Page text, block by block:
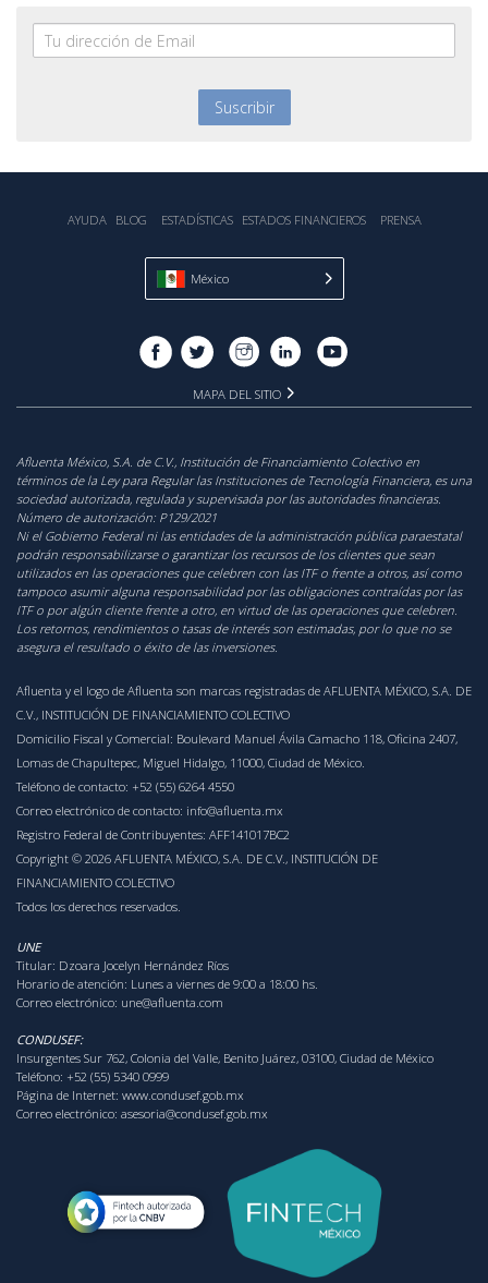
AYUDA BLOG ESTADÍSTICA‎S ESTADOS FINANCIEROS PRENSA
México
MAPA DEL SITIO
Afluenta México, S.A. de C.V., Institución de Financiamiento Colectivo en
términos de la Ley para Regular las Instituciones de Tecnología Financiera, es una
sociedad autorizada, regulada y supervisada por las autoridades financieras.
Número de autorización: P129/2021
‍Ni el Gobierno Federal ni las entidades de la administración pública paraestatal
podrán responsabilizarse o garantizar los recursos de los clientes que sean
utilizados en las operaciones que celebren con las ITF o frente a otros, así como
tampoco asumir alguna responsabilidad por las obligaciones contraídas por las
ITF o por algún cliente frente a otro, en virtud de las operaciones que celebren.
Los retornos, rendimientos o tasas de interés son estimadas, por lo que no se
asegura el resultado o éxito de las inversiones.
Afluenta y el logo de Afluenta son marcas registradas de AFLUENTA MÉXICO, S.A. DE
C.V., INSTITUCIÓN DE FINANCIAMIENTO COLECTIVO
Domicilio Fiscal y Comercial: Boulevard Manuel Ávila Camacho 118, Oficina 2407,
Lomas de Chapultepec, Miguel Hidalgo, 11000, Ciudad de México.
Teléfono de contacto: +52 (55) 6264 4550
Correo electrónico de contacto: info@afluenta.mx
Registro Federal de Contribuyentes: AFF141017BC2
Copyright © 2026 AFLUENTA MÉXICO, S.A. DE C.V., INSTITUCIÓN DE
FINANCIAMIENTO COLECTIVO
Todos los derechos reservados.
UNE
Titular: Dzoara Jocelyn Hernández Ríos
Horario de atención: Lunes a viernes de 9:00 a 18:00 hs.
Correo electrónico: une@afluenta.com
CONDUSEF:
Insurgentes Sur 762, Colonia del Valle, Benito Juárez, 03100, Ciudad de México
Teléfono: +52 (55) 5340 0999
Página de Internet: www.condusef.gob.mx
Correo electrónico: asesoria@condusef.gob.mx